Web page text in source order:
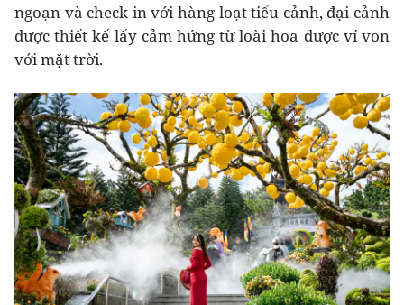
ngoạn và check in với hàng loạt tiểu cảnh, đại cảnh
được thiết kế lấy cảm hứng từ loài hoa được ví von
với mặt trời.